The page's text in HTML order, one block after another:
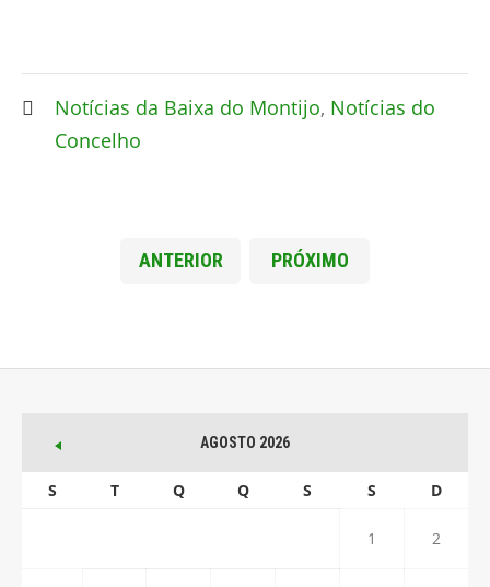
Notícias da Baixa do Montijo, Notícias do
Concelho
ANTERIOR PRÓXIMO
AGOSTO 2026
S T Q Q S S D
1 2